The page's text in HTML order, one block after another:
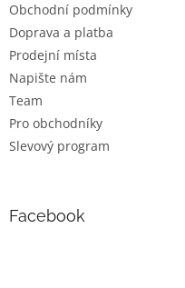
Obchodní podmínky
Doprava a platba
Prodejní místa
Napište nám
Team
Pro obchodníky
Slevový program
Facebook